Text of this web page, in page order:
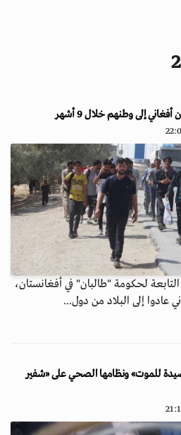
إلى وطنهم خلال 9 أشهر
لحكومة "طالبان" في أفغانستان،
عادوا إلى البلاد من دول...
للموت» ونظامها الصحي على «شفير